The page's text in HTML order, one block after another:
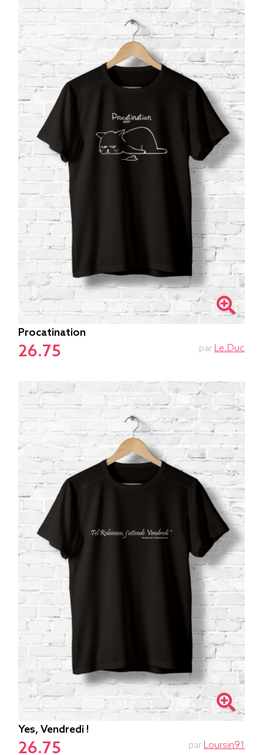
Procatination
26.75 par Le.duc
Yes, Vendredi !
26.75 par Loursin91